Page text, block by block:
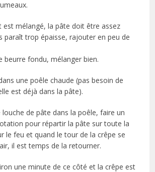
est mélangé, la pâte doit être assez
paraît trop épaisse, rajouter en peu de
beurre fondu, mélanger bien.
une poêle chaude (pas besoin de
est déjà dans la pâte).
de pâte dans la poêle, faire un
pour répartir la pâte sur toute la
le feu et quand le tour de la crêpe se
il est temps de la retourner.
une minute de ce côté et la crêpe est